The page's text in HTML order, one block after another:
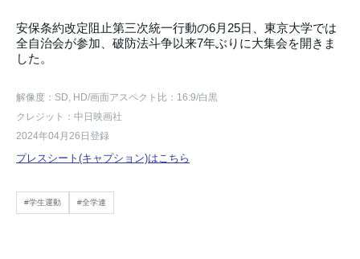
安保条約改定阻止第三次統一行動の6月25日、東京大学では
全自治会が参加、破防法斗争以来7年ぶりに大集会を開きま
した。
解像度：SD, HD/画面アスペクト比：16:9/白黒
クレジット：中日映画社
2024年04月26日登録
プレスシート(キャプション)はこちら
#学生運動 #全学連